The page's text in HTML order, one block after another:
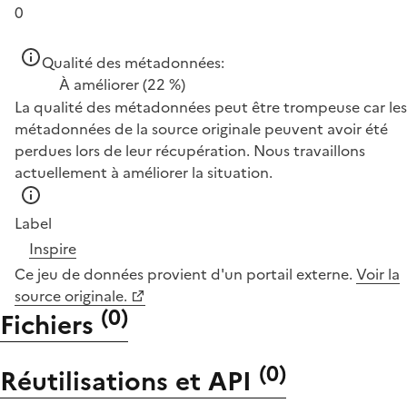
0
Qualité des métadonnées:
À améliorer(22 %)
La qualité des métadonnées peut être trompeuse car les
métadonnées de la source originale peuvent avoir été
perdues lors de leur récupération. Nous travaillons
actuellement à améliorer la situation.
Label
Inspire
Ce jeu de données provient d'un portail externe. Voir la
source originale.
Fichiers (0)
Réutilisations et API (0)